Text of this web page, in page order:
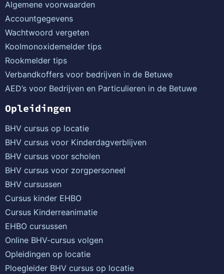
Algemene voorwaarden
Accountgegevens
Wachtwoord vergeten
Koolmonoxidemelder tips
Rookmelder tips
Verbandkoffers voor bedrijven in de Betuwe
AED’s voor Bedrijven en Particulieren in de Betuwe
Opleidingen
BHV cursus op locatie
BHV cursus voor Kinderdagverblijven
BHV cursus voor scholen
BHV cursus voor zorgpersoneel
BHV cursussen
Cursus kinder EHBO
Cursus Kinderreanimatie
EHBO cursussen
Online BHV-cursus volgen
Opleidingen op locatie
Ploegleider BHV cursus op locatie